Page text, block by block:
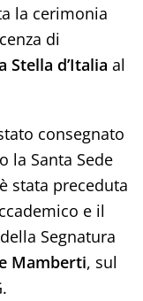
la cerimonia
di
Stella d’Italia al
consegnato
la Santa Sede
stata preceduta
e il
Segnatura
Mamberti, sul